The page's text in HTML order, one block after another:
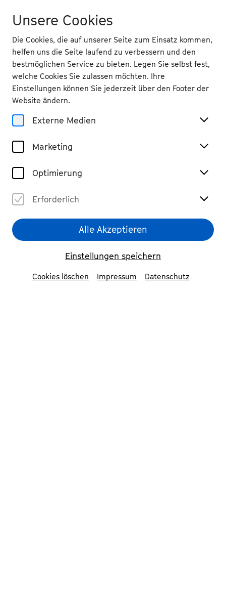
Unsere Cookies
Die Cookies, die auf unserer Seite zum Einsatz kommen,
helfen uns die Seite laufend zu verbessern und den
bestmöglichen Service zu bieten. Legen Sie selbst fest,
welche Cookies Sie zulassen möchten. Ihre
Einstellungen können Sie jederzeit über den Footer der
Website ändern.
Externe Medien
Marketing
Optimierung
Erforderlich
Alle Akzeptieren
Einstellungen speichern
Cookies löschen Impressum Datenschutz
Digitales
Programmheft
So 31.8.
19.30 Uhr
Kian Soltani & Deutsches
Symphonie-Orchester Berlin